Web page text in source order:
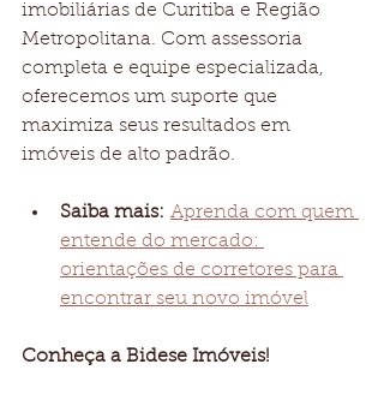
imobiliárias de Curitiba e Região
Metropolitana. Com assessoria
completa e equipe especializada,
oferecemos um suporte que
maximiza seus resultados em
imóveis de alto padrão.
Saiba mais: Aprenda com quem
entende do mercado:
orientações de corretores para
encontrar seu novo imóvel
Conheça a Bidese Imóveis!